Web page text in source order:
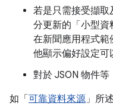
若是只需接受擷取
分更新的「小型資
在新聞應用程式
他顯示偏好設定可
對於 JSON 物件等
如「可靠資料來源 」所